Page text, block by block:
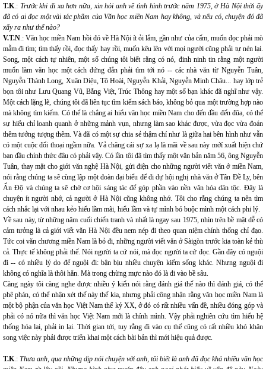
T.K.: Trước khi đi xa hơn nữa, xin hỏi anh về tình hình trước năm 1975, ở Hà Nội thời ấy
đã có ai đọc một vài tác phẩm của Văn học miền Nam hay không, và nếu có, chuyện đó đã
xẩy ra như thế nào?
V.T.N.: Văn học miền Nam hồi đó về Hà Nội ít ỏi lắm, gần như của cấm, muốn đọc phải mò
mẫm đi tìm; tìm thấy rồi, đọc thấy hay rồi, muốn kêu lên với mọi người cũng phải tự nén lại.
Song, một cách tự nhiên, một số chúng tôi biết rằng có nó, đinh ninh tin rằng một người
muốn làm văn học một cách đứng đắn phải tìm tới nó -- các nhà văn từ Nguyễn Tuân,
Nguyễn Thành Long, Xuân Diệu, Tô Hoài, Nguyễn Khải, Nguyễn Minh Châu... hay lớp trẻ
bọn tôi như Lưu Quang Vũ, Bằng Việt, Trúc Thông hay một số bạn khác đã nghĩ như vậy.
Một cách lặng lẽ, chúng tôi đã liên tục tìm kiếm sách báo, không bỏ qua một trường hợp nào
mà không tìm kiếm. Có thể là chẳng ai hiểu văn học miền Nam cho đến đầu đến đũa, có thể
sự hiểu chỉ loanh quanh ở những mảnh vụn, nhưng làm sao khác được, vừa đọc vừa đoán
thêm tưởng tượng thêm. Và đã có một sự chia sẻ thậm chí như là giữa hai bên hình như vẫn
có một cuộc đối thoại ngầm nữa. Vả chăng cái sự xa lạ là mãi về sau này mớí xuất hiện chứ
ban đầu chính thức đâu có phải vậy. Có lần tôi đã tìm thấy một văn bản năm 56, ông Nguyễn
Tuân, thay mặt cho giới văn nghệ Hà Nội, gửi điện cho những người viết văn ở miền Nam,
nói rằng chúng ta sẽ cùng lập một đoàn đại biểu để đi dự hội nghị nhà văn ở Tân Đề Ly, bên
Ấn Độ và chúng ta sẽ chờ cơ hội sáng tác để góp phần vào nền văn hóa dân tộc. Đây là
chuyện ít người nhớ, cả người ở Hà Nội cũng không nhớ. Tôi cho rằng chúng ta nên tìm
cách nhắc lại với nhau kẻo hiểu lầm mãi, hiểu lầm và tự mình bó buộc mình một cách phi lý.
Về sau này, từ những năm cuối chiến tranh và nhất là ngay sau 1975, nhìn trên bề mặt dễ có
cảm tưởng là cả giới viết văn Hà Nội đều nem nép đi theo quan niệm chính thống chỉ đạo.
Tức coi văn chương miền Nam là bỏ đi, những người viết văn ở Sàigòn trước kia toàn kẻ thù
cả. Thực tế không phải thế. Nói người ta cứ nói, mà đọc người ta cứ đọc. Gần đây có nguội
đi -- có nhiều lý do để nguội đi: bận bịu nhiều chuyện kiếm sống khác. Nhưng nguội đi
không có nghĩa là thôi hẳn. Mà trong chừng mực nào đó là đi vào bề sâu.
Càng ngày tôi càng nghe được nhiều ý kiến nói rằng đánh giá thế nào thì đánh giá, có thể
phê phán, có thể nhận xét thế này thế kia, nhưng phải công nhận rằng văn học miền Nam là
một bộ phận của văn học Việt Nam thế kỷ XX, ở đó có rất nhiều vấn đề, nhiều đóng góp và
phải có nó nữa thì văn học Việt Nam mới là chính mình. Vậy phải nghiên cứu tìm hiểu hệ
thống hóa lại, phải in lại. Thời gian tới, tuy rằng đi vào cụ thể cũng có rất nhiều khó khăn
song việc này phải được triển khai một cách bài bản thì mới hiệu quả được.
T.K.: Thưa anh, qua những dịp nói chuyện với anh, tôi biết là anh đã đọc khá nhiều văn học